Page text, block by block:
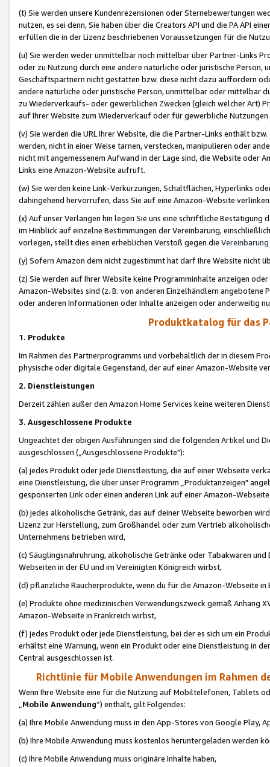
(t) Sie werden unsere Kundenrezensionen oder Sternebewertungen
nutzen, es sei denn, Sie haben über die Creators API und die PA API
erfüllen die in der Lizenz beschriebenen Voraussetzungen für die
(u) Sie werden weder unmittelbar noch mittelbar über Partner-Links
oder zu Nutzung durch eine andere natürliche oder juristische
Geschäftspartnern nicht gestatten bzw. diese nicht dazu auffordern
andere natürliche oder juristische Person, unmittelbar oder mittelbar
zu Wiederverkaufs- oder gewerblichen Zwecken (gleich welcher Art)
auf Ihrer Website zum Wiederverkauf oder für gewerbliche
(v) Sie werden die URL Ihrer Website, die die Partner-Links enthält
werden, nicht in einer Weise tarnen, verstecken, manipulieren oder
nicht mit angemessenem Aufwand in der Lage sind, die Website oder
Links eine Amazon-Website aufruft.
(w) Sie werden keine Link-Verkürzungen, Schaltflächen, Hyperlinks
dahingehend hervorrufen, dass Sie auf eine Amazon-Website
(x) Auf unser Verlangen hin legen Sie uns eine schriftliche
im Hinblick auf einzelne Bestimmungen der Vereinbarung,
vorlegen, stellt dies einen erheblichen Verstoß gegen die Vereinbarung
(y) Sofern Amazon dem nicht zugestimmt hat darf Ihre Website nicht
(z) Sie werden auf Ihrer Website keine Programminhalte anzeigen
Amazon-Websites sind (z. B. von anderen Einzelhändlern
oder anderen Informationen oder Inhalte anzeigen oder anderweitig
Produktkatalog für das
1. Produkte
Im Rahmen des Partnerprogramms und vorbehaltlich der in diesem
physische oder digitale Gegenstand, der auf einer Amazon-Website
2. Dienstleistungen
Derzeit zählen außer den Amazon Home Services keine weiteren
3. Ausgeschlossene Produkte
Ungeachtet der obigen Ausführungen sind die folgenden Artikel und
ausgeschlossen („Ausgeschlossene Produkte"):
(a) jedes Produkt oder jede Dienstleistung, die auf einer Webseite
eine Dienstleistung, die über unser Programm „Produktanzeigen"
gesponserten Link oder einen anderen Link auf einer Amazon-
(b) jedes alkoholische Getränk, das auf deiner Webseite beworben
Lizenz zur Herstellung, zum Großhandel oder zum Vertrieb
Unternehmens betrieben wird,
(c) Säuglingsnahruhrung, alkoholische Getränke oder Tabakwaren
Webseiten in der EU und im Vereinigten Königreich wirbst,
(d) pflanzliche Raucherprodukte, wenn du für die Amazon-Webseite in
(e) Produkte ohne medizinischen Verwendungszweck gemäß Anhang
Amazon-Webseite in Frankreich wirbst,
(f) jedes Produkt oder jede Dienstleistung, bei der es sich um ein
erhältst eine Warnung, wenn ein Produkt oder eine Dienstleistung in
Central ausgeschlossen ist.
Richtlinie für Mobile Anwendungen im Rahmen
Wenn Ihre Website eine für die Nutzung auf Mobiltelefonen, Tablets
„Mobile Anwendung“) enthält, gilt Folgendes:
(a) Ihre Mobile Anwendung muss in den App-Stores von Google Play,
(b) Ihre Mobile Anwendung muss kostenlos heruntergeladen werden
(c) Ihre Mobile Anwendung muss originäre Inhalte haben,